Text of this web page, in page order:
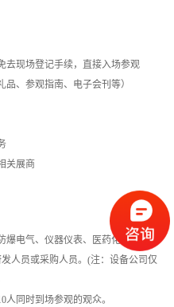
去现场登记手续，直接入场参观
、参观指南、电子会刊等）
关展商
电气、仪器仪表、医药化工、塑胶
人员或采购人员。(注：设备公司仅
同时到场参观的观众。